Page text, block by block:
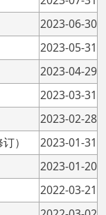
2023-01-20
2022-03-21
2022-03-02
2022-01-25
2021-12-23
2021-12-07
2021-11-03
2021-10-15
2021-09-20
2021-07-30